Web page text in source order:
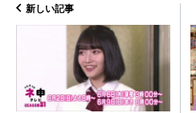
新しい記事